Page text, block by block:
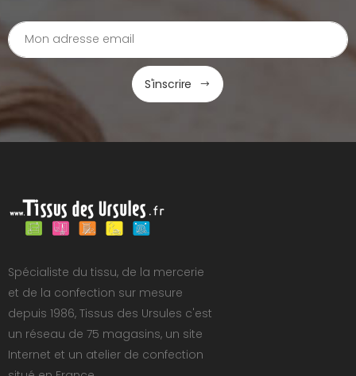
S'inscrire
Spécialiste du tissu, de la mercerie
et de la confection sur mesure
depuis 1986, Tissus des Ursules c'est
un réseau de 75 magasins, un site
Internet et un atelier de confection